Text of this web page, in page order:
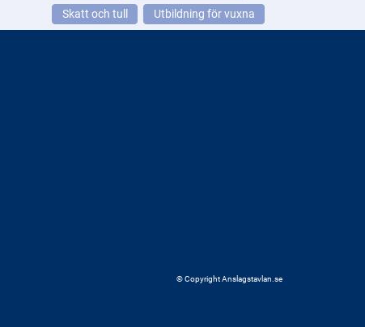
Skatt och tull
Utbildning för vuxna
© Copyright Anslagstavlan.se